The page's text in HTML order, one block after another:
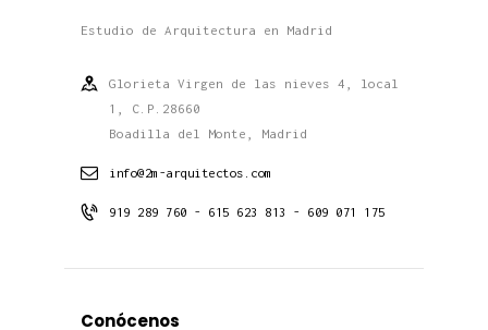
Estudio de Arquitectura en Madrid
Glorieta Virgen de las nieves 4, local
1, C.P.28660
Boadilla del Monte, Madrid
info@2m-arquitectos.com
919 289 760 - 615 623 813 - 609 071 175
Conócenos